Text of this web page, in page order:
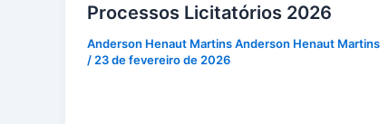
Processos Licitatórios 2026
Anderson Henaut Martins Anderson Henaut Martins
/ 23 de fevereiro de 2026